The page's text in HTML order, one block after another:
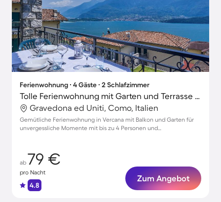
Ferienwohnung ∙ 4 Gäste ∙ 2 Schlafzimmer
Tolle Ferienwohnung mit Garten und Terrasse | Haustierfreundlich
Gravedona ed Uniti, Como, Italien
Gemütliche Ferienwohnung in Vercana mit Balkon und Garten für
unvergessliche Momente mit bis zu 4 Personen und
ab 79 €
pro Nacht
4.8
Zum Angebot